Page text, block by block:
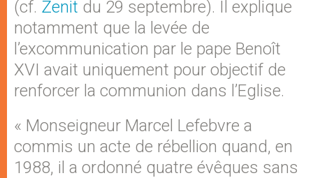
(cf. Zenit du 29 septembre). Il explique
notamment que la levée de
l’excommunication par le pape Benoît
XVI avait uniquement pour objectif de
renforcer la communion dans l’Eglise.
« Monseigneur Marcel Lefebvre a
commis un acte de rébellion quand, en
1988, il a ordonné quatre évêques sans